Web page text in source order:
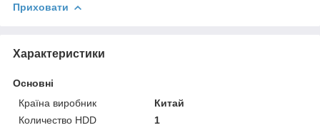
Приховати
Характеристики
Основні
Країна виробник
Китай
Количество HDD
1